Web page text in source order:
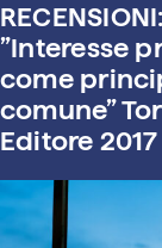
”Interesse
come
comune”
Editore 2017